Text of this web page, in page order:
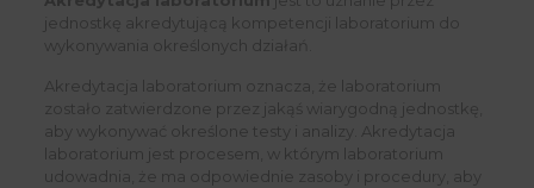
jednostkę akredytującą kompetencji laboratorium do
wykonywania określonych działań.
Akredytacja laboratorium oznacza, że laboratorium
zostało zatwierdzone przez jakąś wiarygodną jednostkę,
aby wykonywać określone testy i analizy. Akredytacja
laboratorium jest procesem, w którym laboratorium
udowadnia, że ma odpowiednie zasoby i procedury, aby